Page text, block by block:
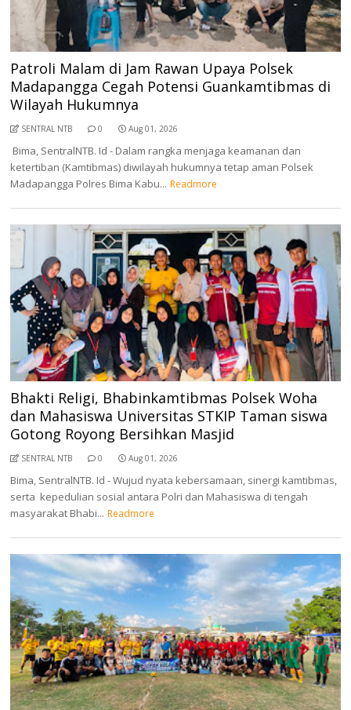
Patroli Malam di Jam Rawan Upaya Polsek
Madapangga Cegah Potensi Guankamtibmas di
Wilayah Hukumnya
SENTRAL NTB 0 Aug 01, 2026
Bima, SentralNTB. Id - Dalam rangka menjaga keamanan dan
ketertiban (Kamtibmas) diwilayah hukumnya tetap aman Polsek
Madapangga Polres Bima Kabu... Readmore
Bhakti Religi, Bhabinkamtibmas Polsek Woha
dan Mahasiswa Universitas STKIP Taman siswa
Gotong Royong Bersihkan Masjid
SENTRAL NTB 0 Aug 01, 2026
Bima, SentralNTB. Id - Wujud nyata kebersamaan, sinergi kamtibmas,
serta kepedulian sosial antara Polri dan Mahasiswa di tengah
masyarakat Bhabi... Readmore